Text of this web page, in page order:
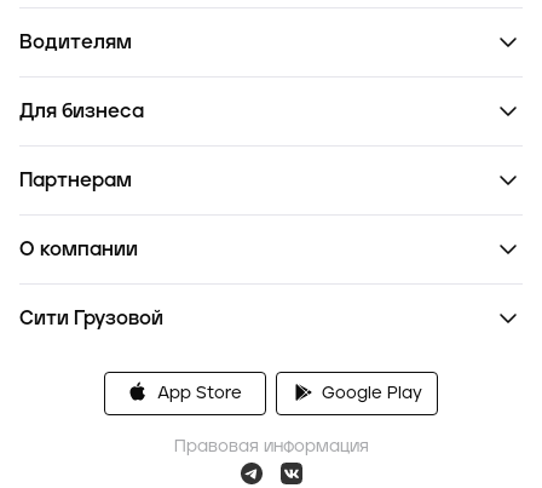
Водителям
Для бизнеса
Партнерам
О компании
Сити Грузовой
App Store Google Play
Правовая информация